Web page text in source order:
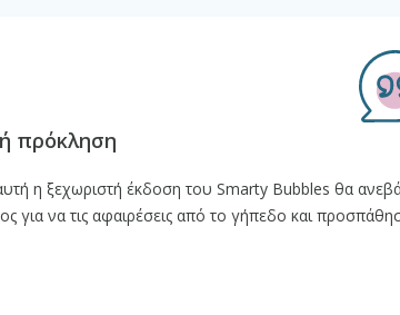
πρόκληση
η ξεχωριστή έκδοση του Smarty Bubbles θα
για να τις αφαιρέσεις από το γήπεδο και